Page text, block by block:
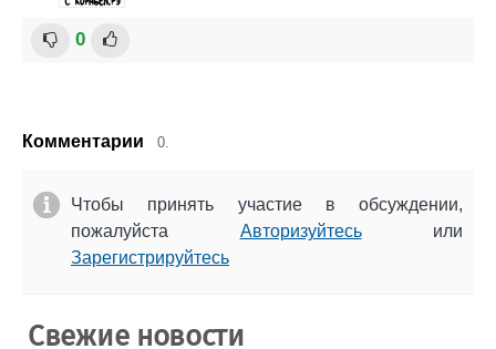
0
Комментарии 0.
Чтобы принять участие в обсуждении,
пожалуйста Авторизуйтесьили
Зарегистрируйтесь
Свежие новости